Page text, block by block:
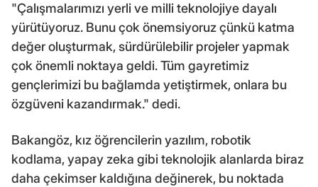
"Çalışmalarımızı yerli ve milli teknolojiye dayalı
yürütüyoruz. Bunu çok önemsiyoruz çünkü katma
değer oluşturmak, sürdürülebilir projeler yapmak
çok önemli noktaya geldi. Tüm gayretimiz
gençlerimizi bu bağlamda yetiştirmek, onlara bu
özgüveni kazandırmak." dedi.
Bakangöz, kız öğrencilerin yazılım, robotik
kodlama, yapay zeka gibi teknolojik alanlarda biraz
daha çekimser kaldığına değinerek, bu noktada